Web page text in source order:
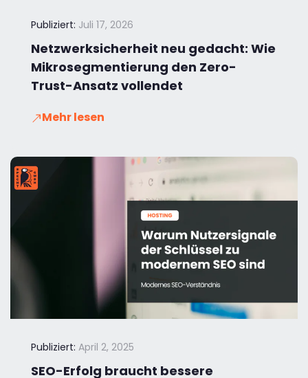
Publiziert: Juli 17, 2026
Netzwerksicherheit neu gedacht: Wie
Mikrosegmentierung den Zero-
Trust-Ansatz vollendet
Mehr lesen
Publiziert: April 2, 2025
SEO-Erfolg braucht bessere